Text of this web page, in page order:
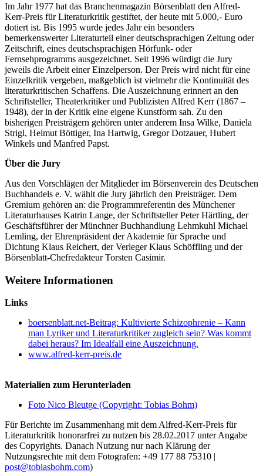
Im Jahr 1977 hat das Branchenmagazin Börsenblatt den Alfred-
Kerr-Preis für Literaturkritik gestiftet, der heute mit 5.000,- Euro
dotiert ist. Bis 1995 wurde jedes Jahr ein besonders
bemerkenswerter Literaturteil einer deutschsprachigen Zeitung oder
Zeitschrift, eines deutschsprachigen Hörfunk- oder
Fernsehprogramms ausgezeichnet. Seit 1996 würdigt die Jury
jeweils die Arbeit einer Einzelperson. Der Preis wird nicht für eine
Einzelkritik vergeben, maßgeblich ist vielmehr die Kontinuität des
literaturkritischen Schaffens. Die Auszeichnung erinnert an den
Schriftsteller, Theaterkritiker und Publizisten Alfred Kerr (1867 –
1948), der in der Kritik eine eigene Kunstform sah. Zu den
bisherigen Preisträgern gehören unter anderem Insa Wilke, Daniela
Strigl, Helmut Böttiger, Ina Hartwig, Gregor Dotzauer, Hubert
Winkels und Manfred Papst.
Über die Jury
Aus den Vorschlägen der Mitglieder im Börsenverein des Deutschen
Buchhandels e. V. wählt die Jury jährlich den Preisträger. Dem
Gremium gehören an: die Programmreferentin des Münchener
Literaturhauses Katrin Lange, der Schriftsteller Peter Härtling, der
Geschäftsführer der Münchner Buchhandlung Lehmkuhl Michael
Lemling, der Ehrenpräsident der Akademie für Sprache und
Dichtung Klaus Reichert, der Verleger Klaus Schöffling und der
Börsenblatt-Chefredakteur Torsten Casimir.
Weitere Informationen
Links
boersenblatt.net-Beitrag: Kultivierte Schizophrenie – Kann
man Lyriker und Literaturkritiker zugleich sein? Was kommt
dabei heraus? Im Idealfall eine Auszeichnung.
www.alfred-kerr-preis.de
Materialien zum Herunterladen
Foto Nico Bleutge (Copyright: Tobias Bohm)
Für Berichte im Zusammenhang mit dem Alfred-Kerr-Preis für
Literaturkritik honorarfrei zu nutzen bis 28.02.2017 unter Angabe
des Copyrights. Danach Nutzung nur nach Klärung der
Nutzungsrechte mit dem Fotografen: +49 177 88 75310 |
post@tobiasbohm.com)